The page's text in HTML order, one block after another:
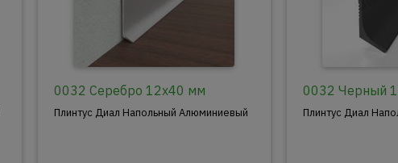
0032 Серебро 12x40 мм
Плинтус Диал Напольный Алюминиевый
0032 Черный
Плинтус Диал